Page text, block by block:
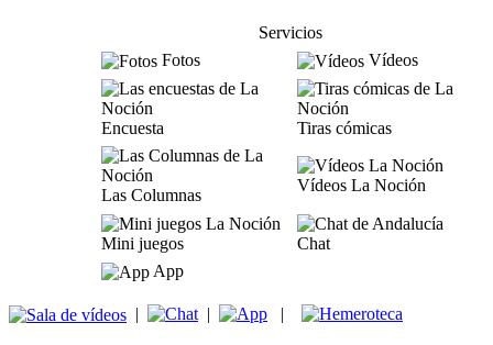
Servicios
Fotos
Vídeos
Encuesta Tiras cómicas
Las Columnas
Vídeos La Noción
Mini juegos
Chat
App
| | |